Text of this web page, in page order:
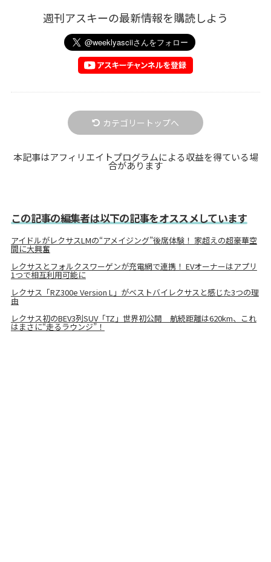
週刊アスキーの最新情報を購読しよう
カテゴリートップへ
本記事はアフィリエイトプログラムによる収益を得ている場
合があります
この記事の編集者は以下の記事をオススメしています
アイドルがレクサスLMの“アメイジング”後席体験！ 家超えの超豪華空
間に大興奮
レクサスとフォルクスワーゲンが充電網で連携！ EVオーナーはアプリ
1つで相互利用可能に
レクサス「RZ300e Version L」がベストバイレクサスと感じた3つの理
由
レクサス初のBEV3列SUV「TZ」世界初公開 航続距離は620km、これ
はまさに“走るラウンジ”！